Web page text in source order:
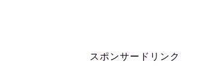
スポンサードリンク